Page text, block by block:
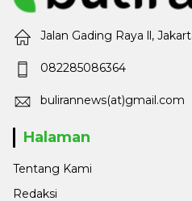
Jalan Gading Raya ll,
082285086364
bulirannews(at)gmail.com
Halaman
Tentang Kami
Redaksi